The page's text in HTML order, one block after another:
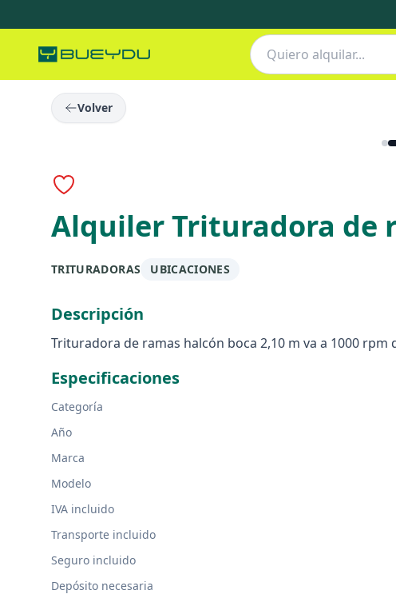
Volver
Alquiler Trituradora de
TRITURADORAS UBICACIONES
Descripción
Trituradora de ramas halcón boca 2,10 m va a 1000 rpm
Especificaciones
Categoría
Año
Marca
Modelo
IVA incluido
Transporte incluido
Seguro incluido
Depósito necesaria